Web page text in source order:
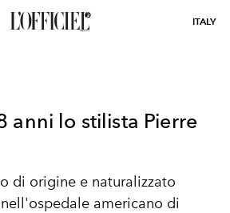
ITALY
anni lo stilista Pierre
di origine e naturalizzato
americano di